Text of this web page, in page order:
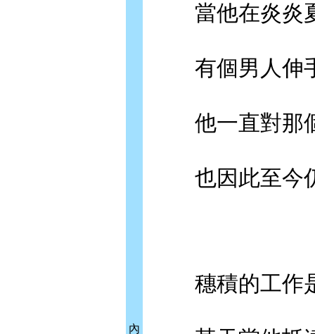
內
當他在炎炎
有個男人伸
他一直對那
也因此至今仍
穗積的工作